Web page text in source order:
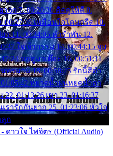
าจก 7. 00:20:30 คิดดูให้ดี 8.
00:27:35 เหมือนใจโดนกรีด 10.
ว 11. 00:34:05 คำรำพัน 12.
ใจเจ้ากรรม 14. 00:44:15 จูบ
ขอสูมาเต๊อะ 16. 00:51:11
ทรมาน 18. 00:58:25 รักนี้สีดำ
01:05:42 หยาดน้ำฝนหยดน้ำตา
01:13:26 เขา 23. 01:16:37
รารักกันยาก 25. 01:23:06 หัวใจ
ลูก
ดาวใจ ไพจิตร (Official Audio)